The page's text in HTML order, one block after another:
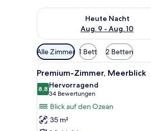
Heute Nacht
Aug. 9 - Aug. 10
Überprüfe die Verfügbarkeit
Verfügbare
Filter
für
Zimmer
Alle Zimmer 1 Bett 2 Betten
Alle
Fotos
für
Premium-
Zimmer,
Meerblick
7
Premium-Zimmer, Meerblick
8,88,8 von 10
Hervorragend
34 Bewertungen
(34
Bewertungen)
Blick auf den Ozean
35 m²